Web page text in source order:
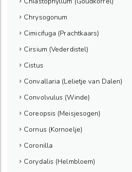
Chrysogonum
Cimicifuga (Prachtkaars)
Cirsium (Vederdistel)
Cistus
Convallaria (Lelietje van Dalen)
Convolvulus (Winde)
Coreopsis (Meisjesogen)
Cornus (Kornoelje)
Coronilla
Corydalis (Helmbloem)